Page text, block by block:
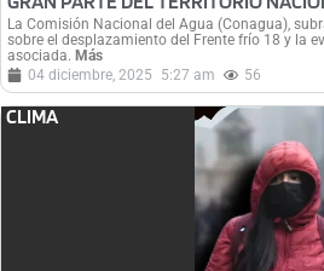
La Comisión Nacional del Agua (Conagua),
sobre el desplazamiento del Frente frío 18 y la
asociada. Más
04 diciembre, 2025
5:27 am 56
CLIMA